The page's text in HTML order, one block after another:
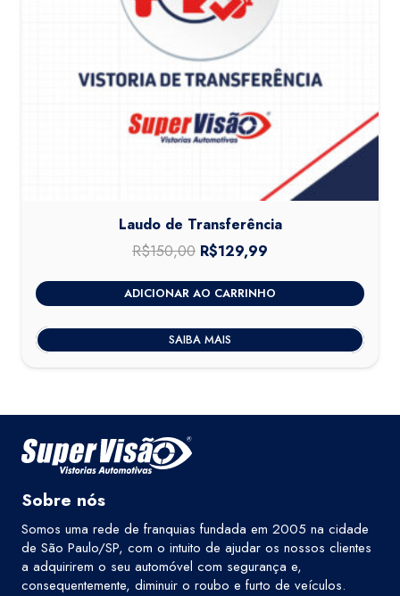
Laudo de Transferência
R$150,00 O
preço
original
era:
R$150,00.
R$129,99
preço
atual
é:
R$129,99.
ADICIONAR AO CARRINHO
SAIBA MAIS
Sobre nós
Somos uma rede de franquias fundada em 2005 na cidade
de São Paulo/SP, com o intuito de ajudar os nossos clientes
a adquirirem o seu automóvel com segurança e,
consequentemente, diminuir o roubo e furto de veículos.